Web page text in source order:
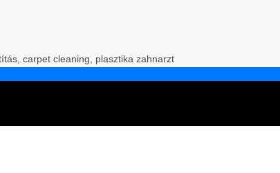
carpet cleaning, plasztika zahnarzt